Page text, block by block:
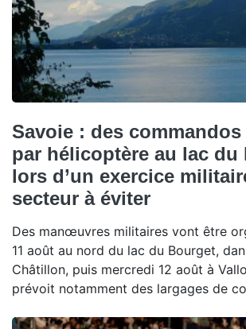
Savoie : des
par hélicoptère au lac du
lors d’un exercice
secteur à éviter
Des manœuvres militaires vont être
11 août au nord du lac du Bourget,
Châtillon, puis mercredi 12 août à
prévoit notamment des largages de